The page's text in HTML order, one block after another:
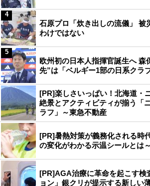
石原プロ「炊き出しの流儀」 被
わけではない
4
欧州初の日本人指揮官誕生へ 森
先”は「ベルギー1部の日系クラ
5
[PR]楽しさいっぱい！北海道・
絶景とアクティビティが揃う「
ラフ」～東急不動産
[PR]暑熱対策が義務化される時
の変化がわかる示温シールとは
[PR]AGA治療に革命を起こす検
ョン」銀クリが提示する新しい